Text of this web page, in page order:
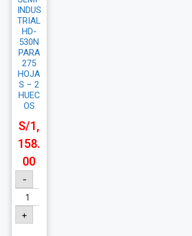
INDUS
TRIAL
HD-
530N
PARA
275
HOJA
S – 2
HUEC
OS
S/1,
158.
00
-
+